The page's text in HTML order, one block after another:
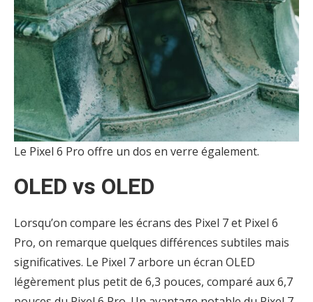
Le Pixel 6 Pro offre un dos en verre également.
OLED vs OLED
Lorsqu’on compare les écrans des Pixel 7 et Pixel 6
Pro, on remarque quelques différences subtiles mais
significatives. Le Pixel 7 arbore un écran OLED
légèrement plus petit de 6,3 pouces, comparé aux 6,7